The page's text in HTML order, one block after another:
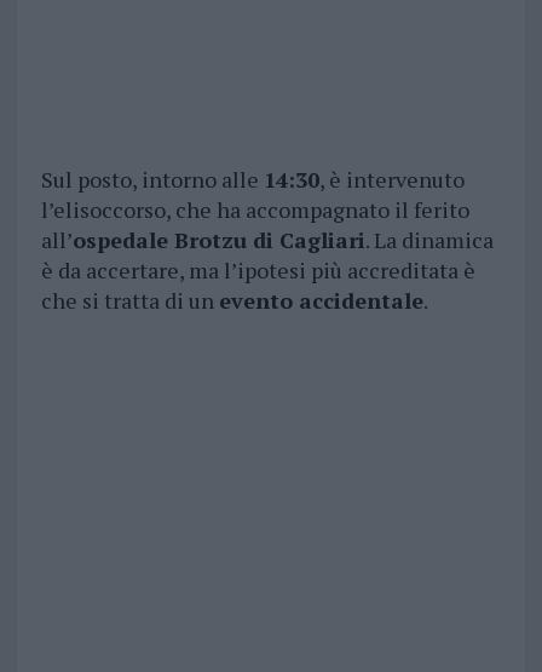
Sul posto, intorno alle 14:30, è intervenuto
l’elisoccorso, che ha accompagnato il ferito
all’ospedale Brotzu di Cagliari. La dinamica
è da accertare, ma l’ipotesi più accreditata è
che si tratta di un evento accidentale.